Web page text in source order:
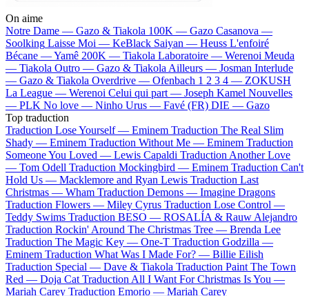
On aime
Notre Dame — Gazo & Tiakola 100K — Gazo Casanova —
Soolking Laisse Moi — KeBlack Saiyan — Heuss L'enfoiré
Bécane —Yamê 200K — Tiakola Laboratoire — Werenoi Meuda
— Tiakola Outro — Gazo & Tiakola Ailleurs — Josman Interlude
— Gazo & Tiakola Overdrive — Ofenbach 1 2 3 4 — ZOKUSH
La League — Werenoi Celui qui part — Joseph Kamel Nouvelles
— PLK No love — Ninho Urus — Favé (FR) DIE — Gazo
Top traduction
Traduction Lose Yourself — Eminem Traduction The Real Slim
Shady — Eminem Traduction Without Me — Eminem Traduction
Someone You Loved — Lewis Capaldi Traduction Another Love
— Tom Odell Traduction Mockingbird — Eminem Traduction Can't
Hold Us — Macklemore and Ryan Lewis Traduction Last
Christmas — Wham Traduction Demons — Imagine Dragons
Traduction Flowers — Miley Cyrus Traduction Lose Control —
Teddy Swims Traduction BESO — ROSALÍA & Rauw Alejandro
Traduction Rockin' Around The Christmas Tree — Brenda Lee
Traduction The Magic Key — One-T Traduction Godzilla —
Eminem Traduction What Was I Made For? — Billie Eilish
Traduction Special — Dave & Tiakola Traduction Paint The Town
Red — Doja Cat Traduction All I Want For Christmas Is You —
Mariah Carey Traduction Emorio — Mariah Carey